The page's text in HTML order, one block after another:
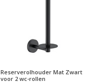
Reserverolhouder Mat Zwart
voor 2 wc-rollen